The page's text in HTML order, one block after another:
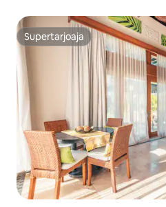
Supertarjoaja
Supertarjoaja